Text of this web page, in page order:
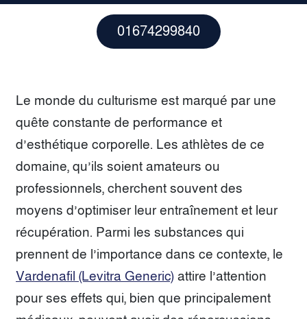
01674299840
Le monde du culturisme est marqué par une
quête constante de performance et
d’esthétique corporelle. Les athlètes de ce
domaine, qu’ils soient amateurs ou
professionnels, cherchent souvent des
moyens d’optimiser leur entraînement et leur
récupération. Parmi les substances qui
prennent de l’importance dans ce contexte, le
Vardenafil (Levitra Generic)attire l’attention
pour ses effets qui, bien que principalement